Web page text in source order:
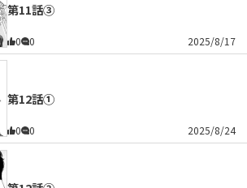
第11話③
0 0 2025/8/17
第12話①
0 0 2025/8/24